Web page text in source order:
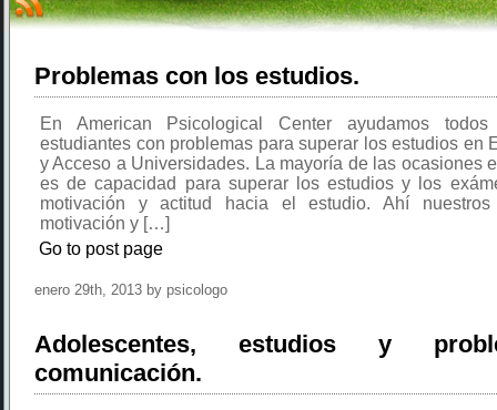
Problemas con los estudios.
En American Psicological Center ayudamos
estudiantes con problemas para superar los estudios en
y Acceso a Universidades. La mayoría de las ocasiones
es de capacidad para superar los estudios y los
motivación y actitud hacia el estudio. Ahí nuestros
motivación y […]
Go to post page
enero 29th, 2013 by psicologo
Adolescentes, estudios y
comunicación.